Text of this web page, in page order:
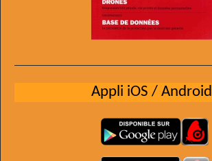
Appli iOS / Android